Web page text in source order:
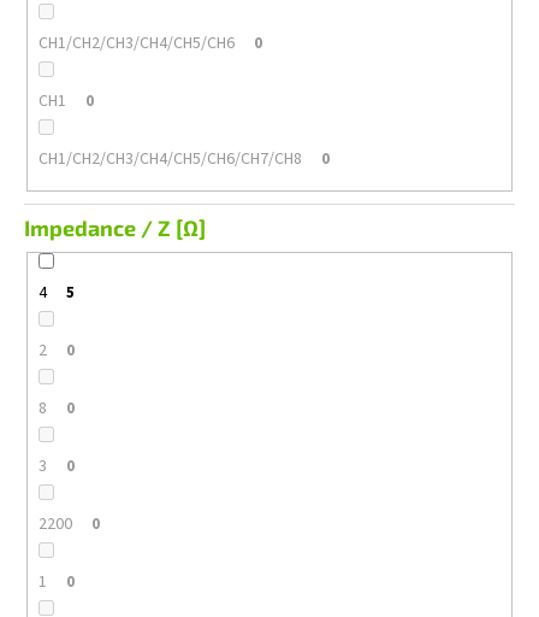
CH1/CH2/CH3/CH4/CH5/CH6 0
CH1 0
CH1/CH2/CH3/CH4/CH5/CH6/CH7/CH8 0
Impedance / Z [Ω]
4 5
2 0
8 0
3 0
2200 0
1 0